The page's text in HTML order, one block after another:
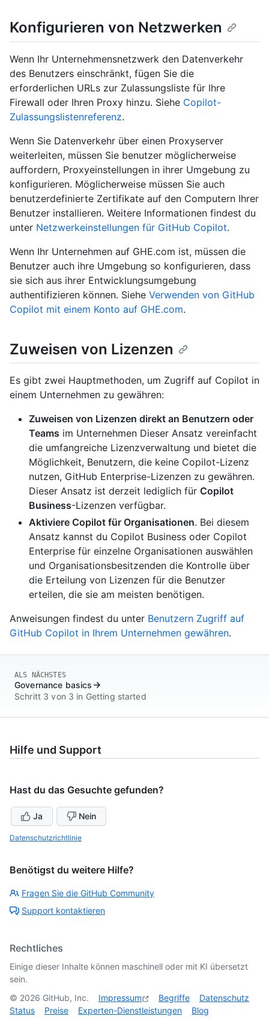
Konfigurieren von Netzwerken
Wenn Ihr Unternehmensnetzwerk den Datenverkehr
des Benutzers einschränkt, fügen Sie die
erforderlichen URLs zur Zulassungsliste für Ihre
Firewall oder Ihren Proxy hinzu. Siehe Copilot-
Zulassungslistenreferenz.
Wenn Sie Datenverkehr über einen Proxyserver
weiterleiten, müssen Sie benutzer möglicherweise
auffordern, Proxyeinstellungen in ihrer Umgebung zu
konfigurieren. Möglicherweise müssen Sie auch
benutzerdefinierte Zertifikate auf den Computern Ihrer
Benutzer installieren. Weitere Informationen findest du
unter Netzwerkeinstellungen für GitHub Copilot.
Wenn Ihr Unternehmen auf GHE.com ist, müssen die
Benutzer auch ihre Umgebung so konfigurieren, dass
sie sich aus ihrer Entwicklungsumgebung
authentifizieren können. Siehe Verwenden von GitHub
Copilot mit einem Konto auf GHE.com.
Zuweisen von Lizenzen
Es gibt zwei Hauptmethoden, um Zugriff auf Copilot in
einem Unternehmen zu gewähren:
Zuweisen von Lizenzen direkt an Benutzern oder
Teams im Unternehmen Dieser Ansatz vereinfacht
die umfangreiche Lizenzverwaltung und bietet die
Möglichkeit, Benutzern, die keine Copilot-Lizenz
nutzen, GitHub Enterprise-Lizenzen zu gewähren.
Dieser Ansatz ist derzeit lediglich für Copilot
Business-Lizenzen verfügbar.
Aktiviere Copilot für Organisationen. Bei diesem
Ansatz kannst du Copilot Business oder Copilot
Enterprise für einzelne Organisationen auswählen
und Organisationsbesitzenden die Kontrolle über
die Erteilung von Lizenzen für die Benutzer
erteilen, die sie am meisten benötigen.
Anweisungen findest du unter Benutzern Zugriff auf
GitHub Copilot in Ihrem Unternehmen gewähren.
ALS NÄCHSTES
Governance basics
Schritt 3 von 3 in Getting started
Hilfe und Support
Hast du das Gesuchte gefunden?
Ja Nein
Datenschutzrichtlinie
Benötigst du weitere Hilfe?
Fragen Sie die GitHub Community
Support kontaktieren
Rechtliches
Einige dieser Inhalte können maschinell oder mit KI übersetzt
sein.
© 2026 GitHub, Inc. Impressum Begriffe
Datenschutz
Status
Preise Experten-Dienstleistungen Blog